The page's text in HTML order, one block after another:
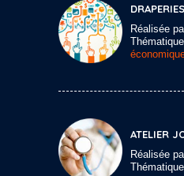
Réalisée
ATELIER
Réalisée